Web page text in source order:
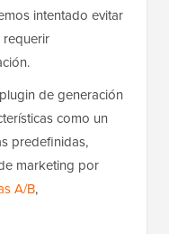
intentado evitar
de generación
como un
predefinidas,
marketing por
A/B,